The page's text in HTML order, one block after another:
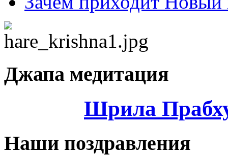
Джапа медитация
Шрила
Наши поздравления